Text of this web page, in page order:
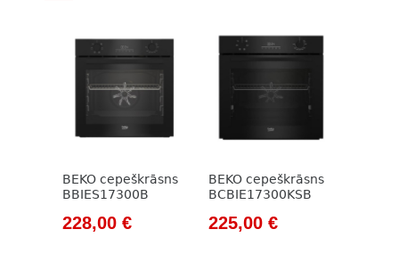
BEKO cepeškrāsns
BBIES17300B
Original
228,00 €Current
BEKO cepeškrāsns
BCBIE17300KSB
Original
225,00 €Current